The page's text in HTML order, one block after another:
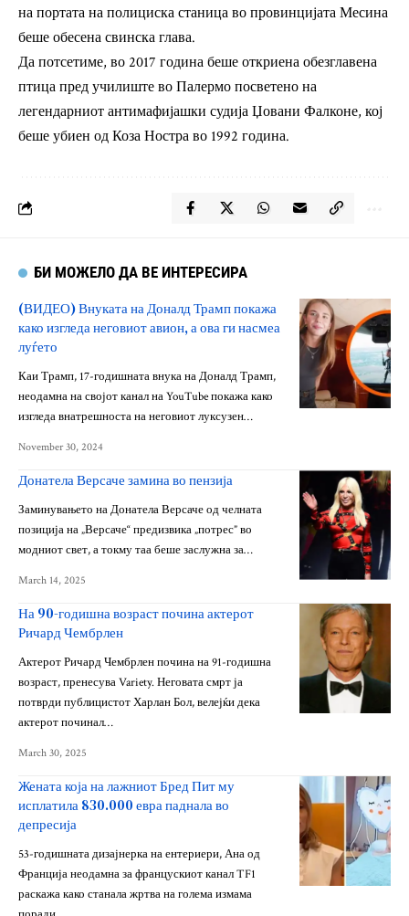
на портата на полициска станица во провинцијата Месина
беше обесена свинска глава.
Да потсетиме, во 2017 година беше откриена обезглавена
птица пред училиште во Палермо посветено на
легендарниот антимафијашки судија Џовани Фалконе, кој
беше убиен од Коза Ностра во 1992 година.
БИ МОЖЕЛО ДА ВЕ ИНТЕРЕСИРА
(ВИДЕО) Внуката на Доналд Трамп покажа
како изгледа неговиот авион, а ова ги насмеа
луѓето
Каи Трамп, 17-годишната внука на Доналд Трамп,
неодамна на својот канал на YouTube покажа како
изгледа внатрешноста на неговиот луксузен…
November 30, 2024
Донатела Версаче замина во пензија
Заминувањето на Донатела Версаче од челната
позиција на „Версаче“ предизвика „потрес” во
модниот свет, а токму таа беше заслужна за…
March 14, 2025
На 90-годишна возраст почина актерот
Ричард Чембрлен
Актерот Ричард Чембрлен почина на 91-годишна
возраст, пренесува Variety. Неговата смрт ја
потврди публицистот Харлан Бол, велејќи дека
актерот починал…
March 30, 2025
Жената која на лажниот Бред Пит му
исплатила 830.000 евра паднала во
депресија
53-годишната дизајнерка на ентериери, Ана од
Франција неодамна за францускиот канал TF1
раскажа како станала жртва на голема измама